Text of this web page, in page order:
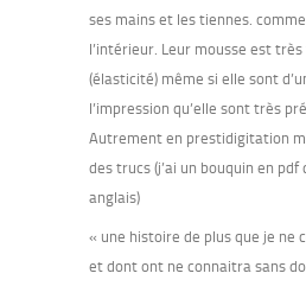
ses mains et les tiennes.
l’intérieur. Leur mousse est
(élasticité) même si elle sont
l’impression qu’elle sont très
Autrement en prestidigitation
des trucs (j’ai un bouquin en pdf
anglais)
« une histoire de plus que je ne
et dont ont ne connaitra sans